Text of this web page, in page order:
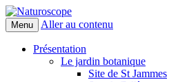
Naturoscope
Menu Aller au contenu
Présentation
Le jardin botanique
Site de St Jammes